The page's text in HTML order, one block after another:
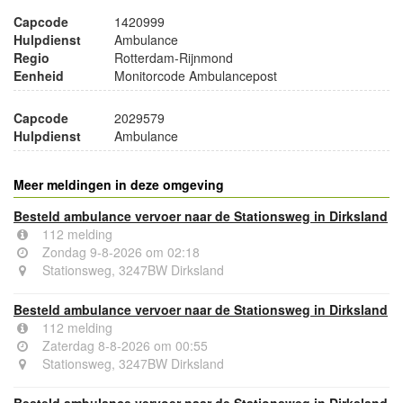
Capcode
1420999
Hulpdienst
Ambulance
Regio
Rotterdam-Rijnmond
Eenheid
Monitorcode Ambulancepost
Capcode
2029579
Hulpdienst
Ambulance
Meer meldingen in deze omgeving
Besteld ambulance vervoer naar de Stationsweg in Dirksland
112 melding
Zondag 9-8-2026 om 02:18
Stationsweg, 3247BW Dirksland
Besteld ambulance vervoer naar de Stationsweg in Dirksland
112 melding
Zaterdag 8-8-2026 om 00:55
Stationsweg, 3247BW Dirksland